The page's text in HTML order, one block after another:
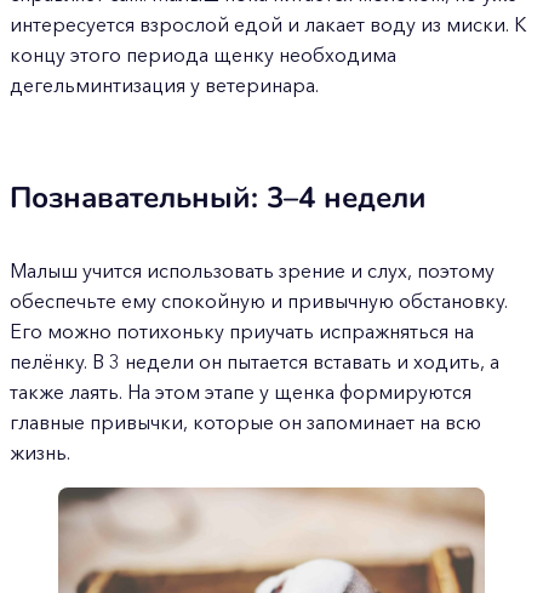
интересуется взрослой едой и лакает воду из миски. К
концу этого периода щенку необходима
дегельминтизация у ветеринара.
Познавательный: 3–4 недели
Малыш учится использовать зрение и слух, поэтому
обеспечьте ему спокойную и привычную обстановку.
Его можно потихоньку приучать испражняться на
пелёнку. В 3 недели он пытается вставать и ходить, а
также лаять. На этом этапе у щенка формируются
главные привычки, которые он запоминает на всю
жизнь.